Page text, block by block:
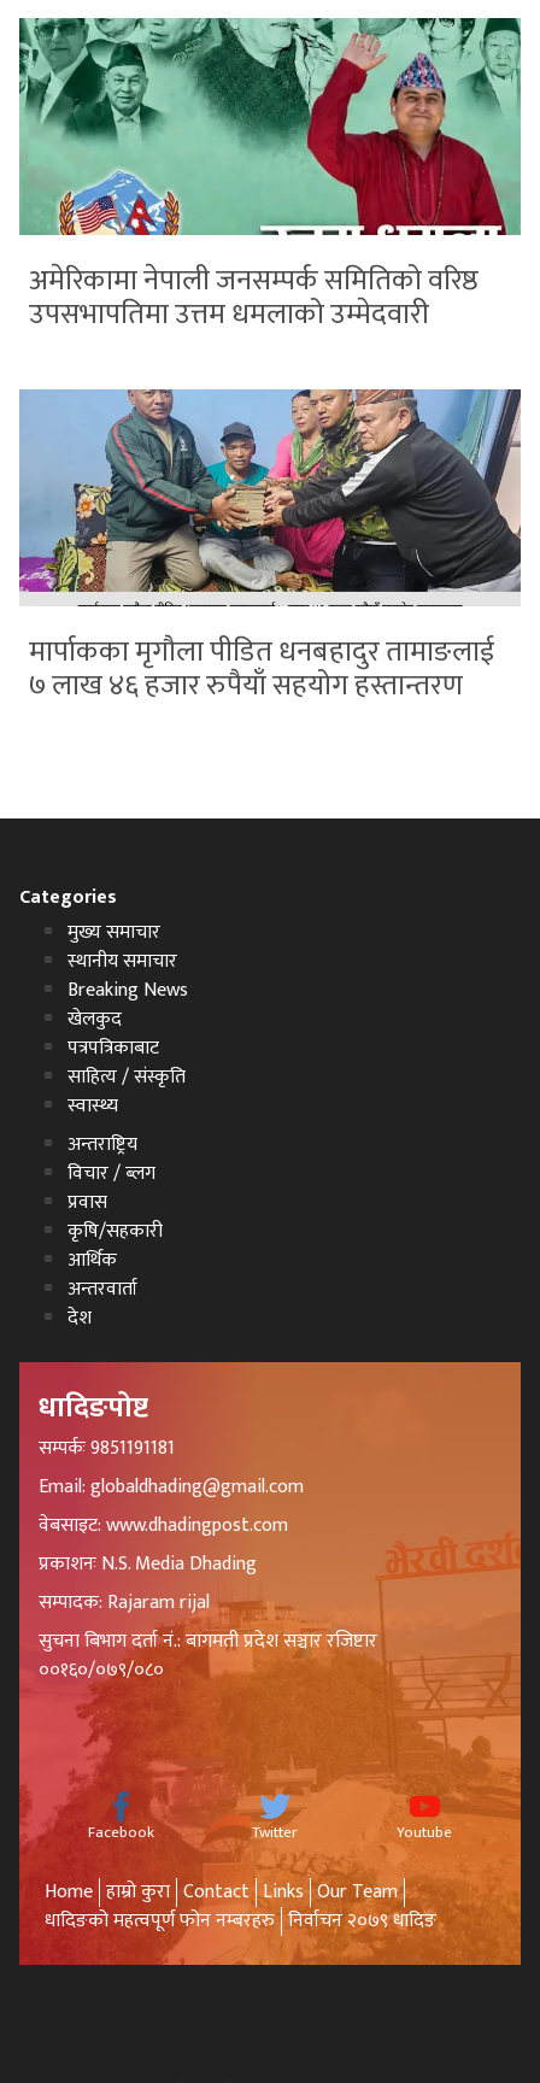
अमेरिकामा नेपाली जनसम्पर्क समितिको वरिष्ठ
उपसभापतिमा उत्तम धमलाको उम्मेदवारी
मार्पाकका मृगौला पीडित धनबहादुर तामाङलाई
७ लाख ४६ हजार रुपैयाँ सहयोग हस्तान्तरण
Categories
मुख्य समाचार
स्थानीय समाचार
Breaking News
खेलकुद
पत्रपत्रिकाबाट
साहित्य / संस्कृति
स्वास्थ्य
अन्तराष्ट्रिय
विचार / ब्लग
प्रवास
कृषि/सहकारी
आर्थिक
अन्तरवार्ता
देश
धादिङपोष्ट
सम्पर्कः 9851191181
Email: globaldhading@gmail.com
वेबसाइट: www.dhadingpost.com
प्रकाशनः N.S. Media Dhading
सम्पादक: Rajaram rijal
सुचना बिभाग दर्ता नं.: बागमती प्रदेश सञ्चार रजिष्टार
००१६०/०७९/०८०
Facebook Twitter Youtube
Home हाम्रो कुरा Contact Links Our Team
धादिङको महत्वपूर्ण फोन नम्बरहरु निर्वाचन २०७९ धादिङ